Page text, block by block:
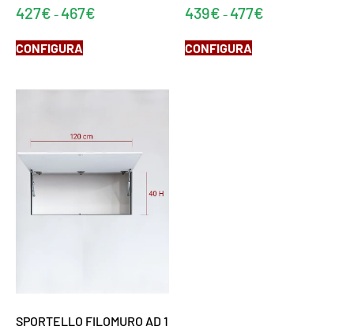
427€ -467€
CONFIGURA
439€ -477€
CONFIGURA
SPORTELLO FILOMURO AD 1